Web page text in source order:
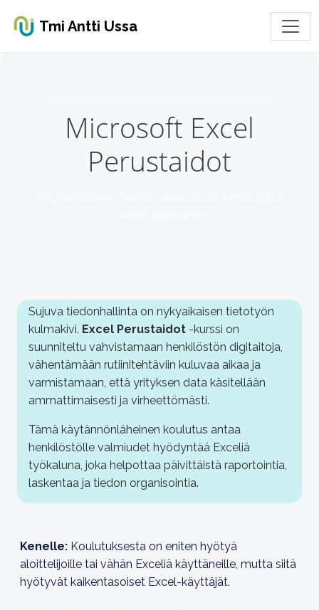
Tmi Antti Ussa
Microsoft Excel
Perustaidot
Sujuva tiedonhallinta on nykyaikaisen tietotyön
kulmakivi. Excel Perustaidot -kurssi on
suunniteltu vahvistamaan henkilöstön digitaitoja,
vähentämään rutiinitehtäviin kuluvaa aikaa ja
varmistamaan, että yrityksen data käsitellään
ammattimaisesti ja virheettömästi.
Tämä käytännönläheinen koulutus antaa
henkilöstölle valmiudet hyödyntää Exceliä
työkaluna, joka helpottaa päivittäistä raportointia,
laskentaa ja tiedon organisointia.
Kenelle: Koulutuksesta on eniten hyötyä
aloittelijoille tai vähän Exceliä käyttäneille, mutta siitä
hyötyvät kaikentasoiset Excel-käyttäjät.